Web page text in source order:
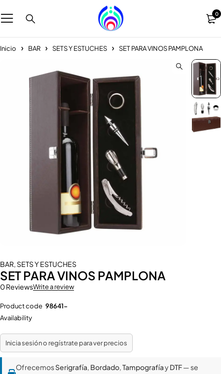
0
Inicio BAR SETS Y ESTUCHES SET PARA VINOS PAMPLONA
BAR, SETS Y ESTUCHES
SET PARA VINOS PAMPLONA
0 ReviewsWrite a review
Product code 98641-
Availability
Inicia sesión o regístrate para ver precios
OfrecemosSerigrafía, Bordado,TampografíayDTF— se